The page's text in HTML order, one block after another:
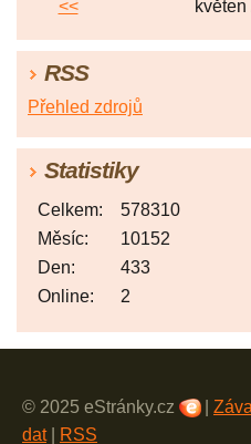
<<
RSS
Přehled zdrojů
Statistiky
Online: 2
Celkem:
578310
Měsíc:
10152
Den:
433
© 2025 eStránky.cz
dat| RSS